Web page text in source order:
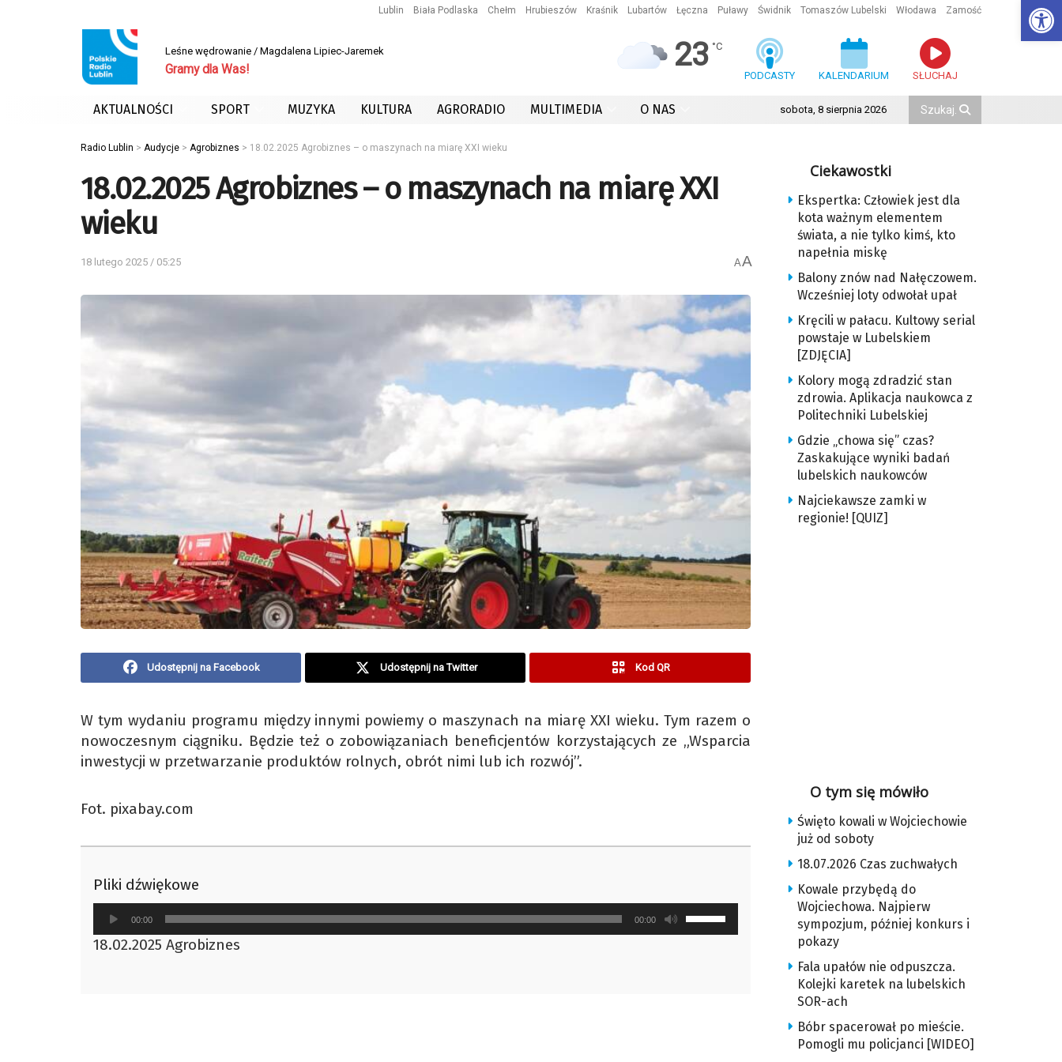
Lublin Biała Podlaska Chełm Hrubieszów Kraśnik Lubartów Łęczna Puławy Świdnik Tomaszów Lubelski Włodawa Zamość
Leśne wędrowanie / Magdalena Lipiec-Jaremek
Gramy dla Was! 23 °C
PODCASTY KALENDARIUM SŁUCHAJ
AKTUALNOŚCI SPORT MUZYKA KULTURA AGRORADIO MULTIMEDIA O NAS sobota, 8 sierpnia 2026
Radio Lublin > Audycje > Agrobiznes > 18.02.2025 Agrobiznes – o maszynach na miarę XXI wieku
18.02.2025 Agrobiznes – o maszynach na miarę XXI
wieku
18 lutego 2025 / 05:25 AA
Udostępnij na Facebook Udostępnij na Twitter Kod QR
W tym wydaniu programu między innymi powiemy o maszynach na miarę XXI wieku. Tym razem o
nowoczesnym ciągniku. Będzie też o zobowiązaniach beneficjentów korzystających ze „Wsparcia
inwestycji w przetwarzanie produktów rolnych, obrót nimi lub ich rozwój”.
Fot. pixabay.com
Pliki dźwiękowe
Odtwarzacz
plików
dźwiękowych
00:00 00:00
strzałek
18.02.2025 Agrobiznes
Ciekawostki
Ekspertka: Człowiek jest dla
kota ważnym elementem
świata, a nie tylko kimś, kto
napełnia miskę
Balony znów nad Nałęczowem.
Wcześniej loty odwołał upał
Kręcili w pałacu. Kultowy serial
powstaje w Lubelskiem
[ZDJĘCIA]
Kolory mogą zdradzić stan
zdrowia. Aplikacja naukowca z
Politechniki Lubelskiej
Gdzie „chowa się” czas?
Zaskakujące wyniki badań
lubelskich naukowców
Najciekawsze zamki w
regionie! [QUIZ]
O tym się mówiło
Święto kowali w Wojciechowie
już od soboty
18.07.2026 Czas zuchwałych
Kowale przybędą do
Wojciechowa. Najpierw
sympozjum, później konkurs i
pokazy
Fala upałów nie odpuszcza.
Kolejki karetek na lubelskich
SOR-ach
Bóbr spacerował po mieście.
Pomogli mu policjanci [WIDEO]